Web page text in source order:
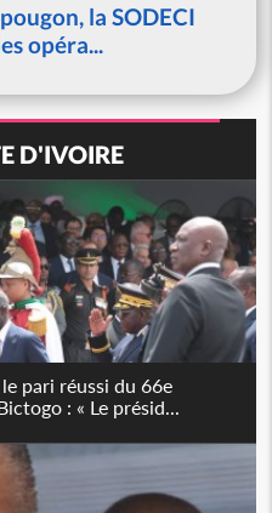
la SODECI
opéra...
D'IVOIRE
pari réussi du 66e
: « Le présid...